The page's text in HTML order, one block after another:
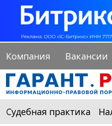
Компания Вакансии
Судебная практика